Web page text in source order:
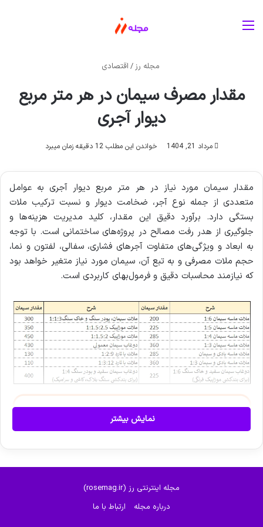
مجله رز/ اقتصادی
مقدار مصرف سیمان در هر متر مربع
دیوار آجری
مرداد 21, 1404 خواندن این مطلب 12 دقیقه زمان میبرد
مقدار سیمان مورد نیاز در هر متر مربع دیوار آجری به عوامل
متعددی از جمله نوع آجر، ضخامت دیوار و نسبت ترکیب ملات
بستگی دارد. برآورد دقیق این مقدار، کلید مدیریت هزینه‌ها و
جلوگیری از هدر رفت مصالح در پروژه‌های ساختمانی است. با توجه
به ابعاد و ویژگی‌های متفاوت آجرهای فشاری، سفالی، لفتون و نما،
حجم ملات مصرفی و به تبع آن، سیمان مورد نیاز متغیر خواهد بود
که نیازمند محاسبات دقیق و فرمول‌بهای کاربردی است.
در هر پروژه عمرانی و ساخت‌وساز، برآورد دقیق مصالح نقش حیاتی
نمایش بیشتر
مجله اینترنتی رز (rosemag.ir)
درباره مجله
ارتباط با ما